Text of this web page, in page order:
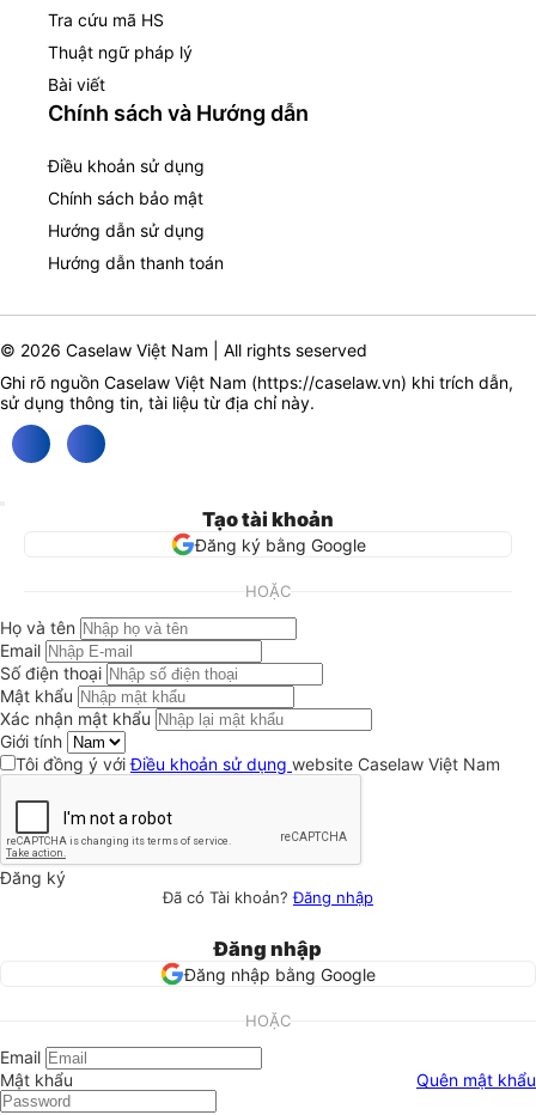
Tra cứu mã HS
Thuật ngữ pháp lý
Bài viết
Chính sách và Hướng dẫn
Điều khoản sử dụng
Chính sách bảo mật
Hướng dẫn sử dụng
Hướng dẫn thanh toán
© 2026 Caselaw Việt Nam | All rights seserved
Ghi rõ nguồn Caselaw Việt Nam (https://caselaw.vn) khi trích dẫn,
sử dụng thông tin, tài liệu từ địa chỉ này.
Tạo tài khoản
Đăng ký bằng Google
HOẶC
Họ và tên
Email
Số điện thoại
Mật khẩu
Xác nhận mật khẩu
Giới tính
Tôi đồng ý vớiĐiều khoản sử dụng website Caselaw Việt Nam
Đăng ký
Đã có Tài khoản?Đăng nhập
Đăng nhập
Đăng nhập bằng Google
HOẶC
Email
Mật khẩu
Quên mật khẩu